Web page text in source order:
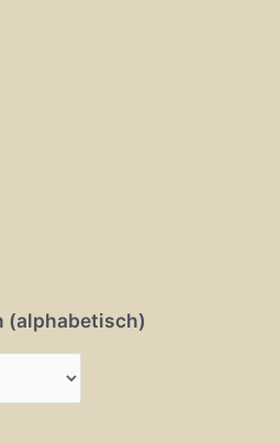
(alphabetisch)